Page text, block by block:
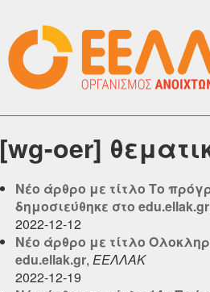
[wg-oer]
Νέο άρθρο με τίτλο Το
δημοσιεύθηκε στο edu.ellak.gr
2022-12-12
Νέο άρθρο με τίτλο
edu.ellak.gr, ΕΕΛΛΑΚ
2022-12-19